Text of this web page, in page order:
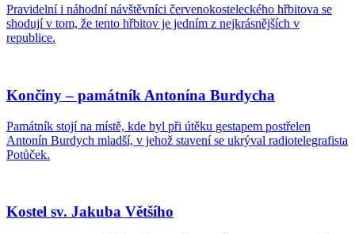
Pravidelní i náhodní návštěvníci červenokosteleckého hřbitova se
shodují v tom, že tento hřbitov je jedním z nejkrásnějších v
republice.
Končiny – památník Antonína Burdycha
Památník stojí na místě, kde byl při útěku gestapem postřelen
Antonín Burdych mladší, v jehož stavení se ukrýval radiotelegrafista
Potůček.
Kostel sv. Jakuba Většího